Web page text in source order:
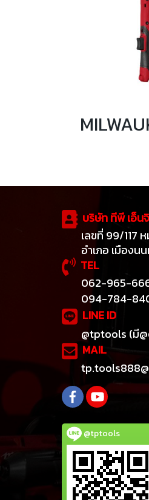
บริษัท ทีพี เอ็น
เลขที่ 99/117
อำเภอ เมืองนน
TEL
062-965-
094-784-
LINE ID
@tptools (มี
MAIL
@tptools